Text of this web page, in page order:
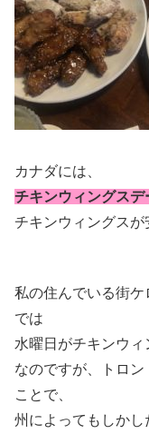
カナダには、
チキンウィングスデ
チキンウィングスが
私の住んでいる街
では
水曜日がチキンウィ
なのですが、トロ
ことで、
州によってもしかし